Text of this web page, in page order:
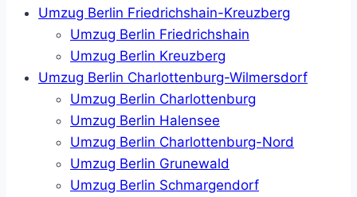
Umzug Berlin Friedrichshain-Kreuzberg
Umzug Berlin Friedrichshain
Umzug Berlin Kreuzberg
Umzug Berlin Charlottenburg-Wilmersdorf
Umzug Berlin Charlottenburg
Umzug Berlin Halensee
Umzug Berlin Charlottenburg-Nord
Umzug Berlin Grunewald
Umzug Berlin Schmargendorf